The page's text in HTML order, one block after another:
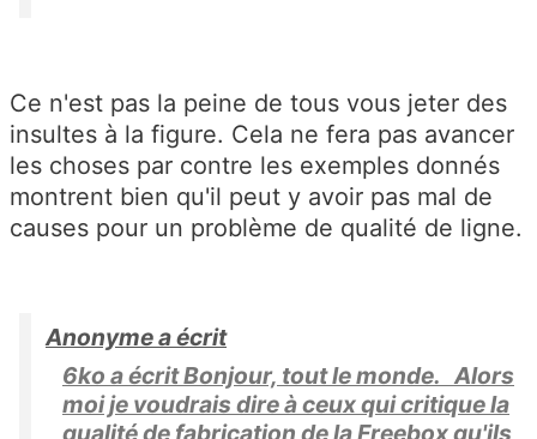
Ce n'est pas la peine de tous vous jeter des
insultes à la figure. Cela ne fera pas avancer
les choses par contre les exemples donnés
montrent bien qu'il peut y avoir pas mal de
causes pour un problème de qualité de ligne.
Anonyme a écrit
6ko a écrit Bonjour, tout le monde. Alors
moi je voudrais dire à ceux qui critique la
qualité de fabrication de la Freebox qu'ils